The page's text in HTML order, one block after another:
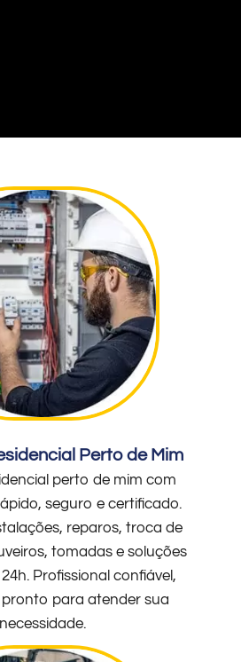
Perto de Mim
perto de mim com
seguro e certificado.
reparos, troca de
tomadas e soluções
Profissional confiável,
pronto para atender sua
necessidade.